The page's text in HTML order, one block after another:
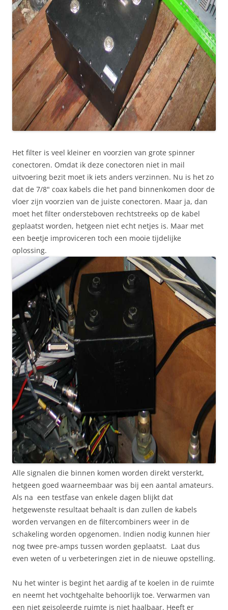
Het filter is veel kleiner en voorzien van grote spinner
conectoren. Omdat ik deze conectoren niet in mail
uitvoering bezit moet ik iets anders verzinnen. Nu is het zo
dat de 7/8" coax kabels die het pand binnenkomen door de
vloer zijn voorzien van de juiste conectoren. Maar ja, dan
moet het filter ondersteboven rechtstreeks op de kabel
geplaatst worden, hetgeen niet echt netjes is. Maar met
een beetje improviceren toch een mooie tijdelijke
oplossing.
Alle signalen die binnen komen worden direkt versterkt,
hetgeen goed waarneembaar was bij een aantal amateurs.
Als na een testfase van enkele dagen blijkt dat
hetgewenste resultaat behaalt is dan zullen de kabels
worden vervangen en de filtercombiners weer in de
schakeling worden opgenomen. Indien nodig kunnen hier
nog twee pre-amps tussen worden geplaatst. Laat dus
even weten of u verbeteringen ziet in de nieuwe opstelling.
Nu het winter is begint het aardig af te koelen in de ruimte
en neemt het vochtgehalte behoorlijk toe. Verwarmen van
een niet geisoleerde ruimte is niet haalbaar. Heeft er